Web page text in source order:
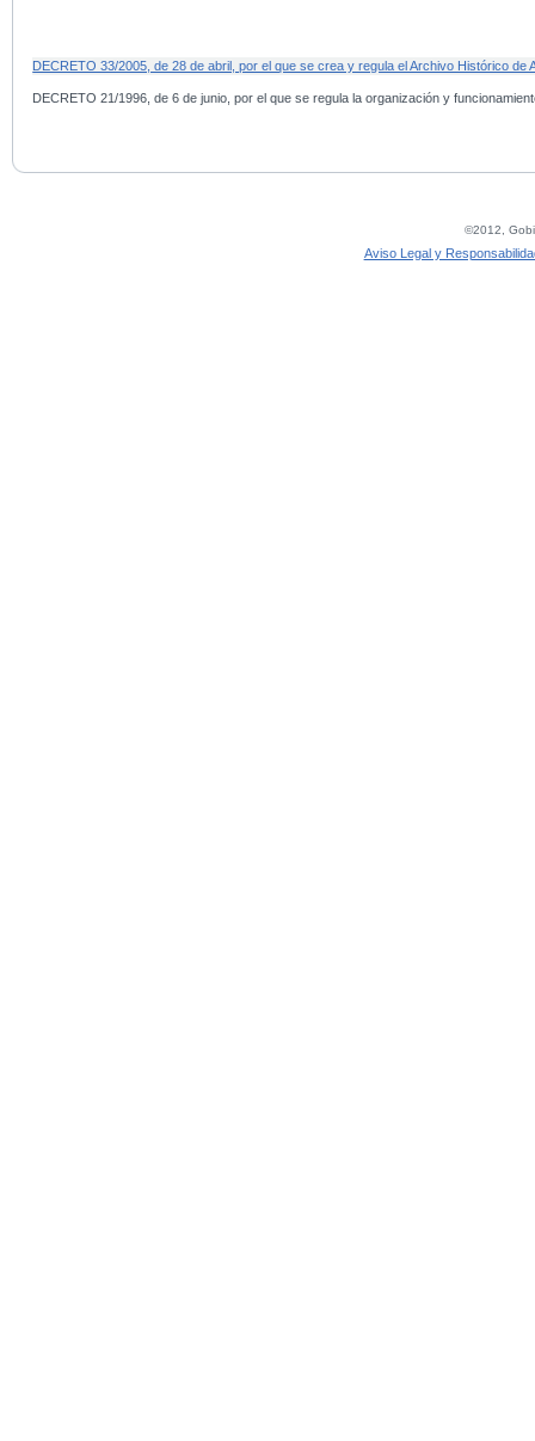
DECRETO 33/2005, de 28 de abril, por el que se crea y regula el Archivo Histórico de
DECRETO 21/1996, de 6 de junio, por el que se regula la organización y
©2012,
Aviso Legal y